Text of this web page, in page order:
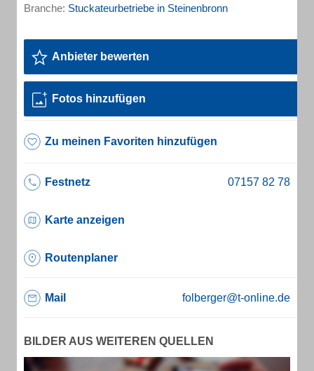
Branche: Stuckateurbetriebe in Steinenbronn
Anbieter bewerten
Fotos hinzufügen
Zu meinen Favoriten hinzufügen
Festnetz
Karte anzeigen
Routenplaner
Mail folberger@t-online.de
BILDER AUS WEITEREN QUELLEN